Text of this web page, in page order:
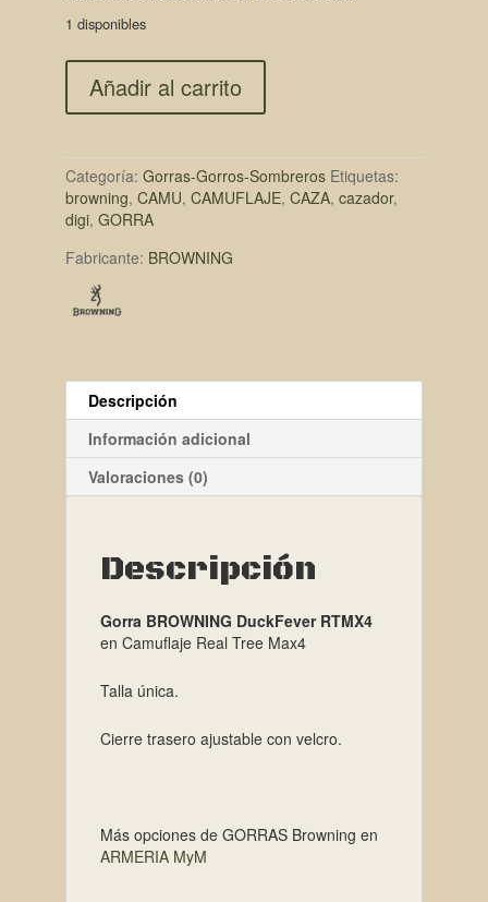
1 disponibles
Añadir al carrito
Categoría: Gorras-Gorros-Sombreros Etiquetas:
browning, CAMU, CAMUFLAJE, CAZA, cazador,
digi, GORRA
Fabricante: BROWNING
Descripción
Información adicional
Valoraciones (0)
Descripción
Gorra BROWNING DuckFever RTMX4
en Camuflaje Real Tree Max4
Talla única.
Cierre trasero ajustable con velcro.
Más opciones de GORRAS Browning en
ARMERIA MyM